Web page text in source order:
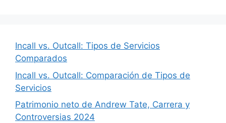
Incall vs. Outcall: Tipos de Servicios
Comparados
Incall vs. Outcall: Comparación de Tipos de
Servicios
Patrimonio neto de Andrew Tate, Carrera y
Controversias 2024